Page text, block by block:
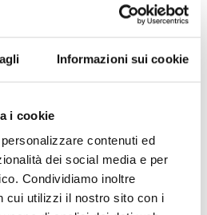
Informazioni sui cookie
i cookie
contenuti ed
dei social media e per
Condividiamo inoltre
cui utilizzi il nostro sito con i
moto a moto con
e funzionale; perfetto
semplificata fino a4 personein
inoltre una compatibilità
di includerli nella
unica in questa fascia di
e amici in viaggio, offre
agli speaker firmati
Audio**. A differenza dei